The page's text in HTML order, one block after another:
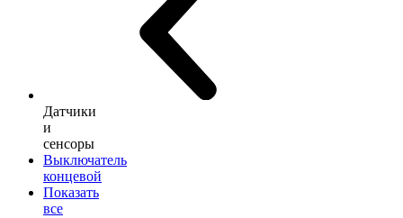
Датчики
и
сенсоры
Выключатель
концевой
Показать
все